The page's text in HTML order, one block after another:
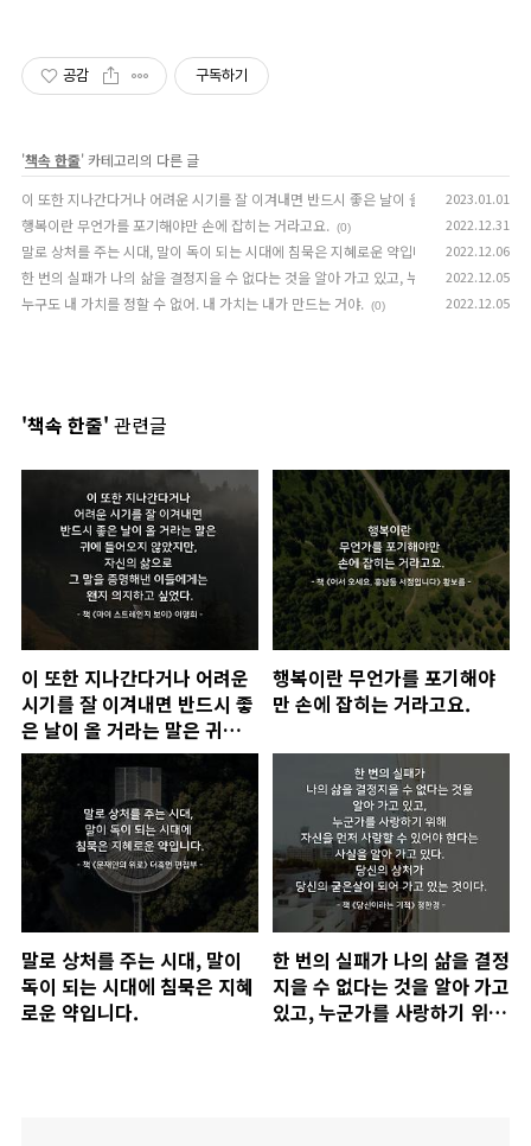
공감 구독하기
'책속 한줄' 카테고리의 다른 글
이 또한 지나간다거나 어려운 시기를 잘 이겨내면 반드시 좋은 날이 올 거라는 말은 귀
2023.01.01
행복이란 무언가를 포기해야만 손에 잡히는 거라고요. (0) 2022.12.31
말로 상처를 주는 시대, 말이 독이 되는 시대에 침묵은 지혜로운 약입니다. (0)
2022.12.06
한 번의 실패가 나의 삶을 결정지을 수 없다는 것을 알아 가고 있고, 누군가를 사랑하기
2022.12.05
누구도 내 가치를 정할 수 없어. 내 가치는 내가 만드는 거야. (0) 2022.12.05
'책속 한줄' 관련글
이 또한 지나간다거나 어려운
시기를 잘 이겨내면 반드시 좋
은 날이 올 거라는 말은 귀에
들어오지 않았지만, 자신의 삶
으로 그 말을 증명해낸 이들에
게는 왠지 의지하고 싶었다.
행복이란 무언가를 포기해야
만 손에 잡히는 거라고요.
말로 상처를 주는 시대, 말이
독이 되는 시대에 침묵은 지혜
로운 약입니다.
한 번의 실패가 나의 삶을 결정
지을 수 없다는 것을 알아 가고
있고, 누군가를 사랑하기 위해